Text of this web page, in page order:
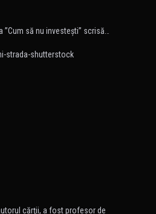
să nu investeşti” scrisă…
cărţii, a fost profesor de